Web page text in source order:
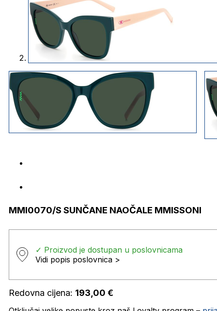
MMI0070/S SUNČANE NAOČALE MMISSONI
✓ Proizvod je dostupan u poslovnicama
Vidi popis poslovnica >
Redovna cijena: 193,00 €